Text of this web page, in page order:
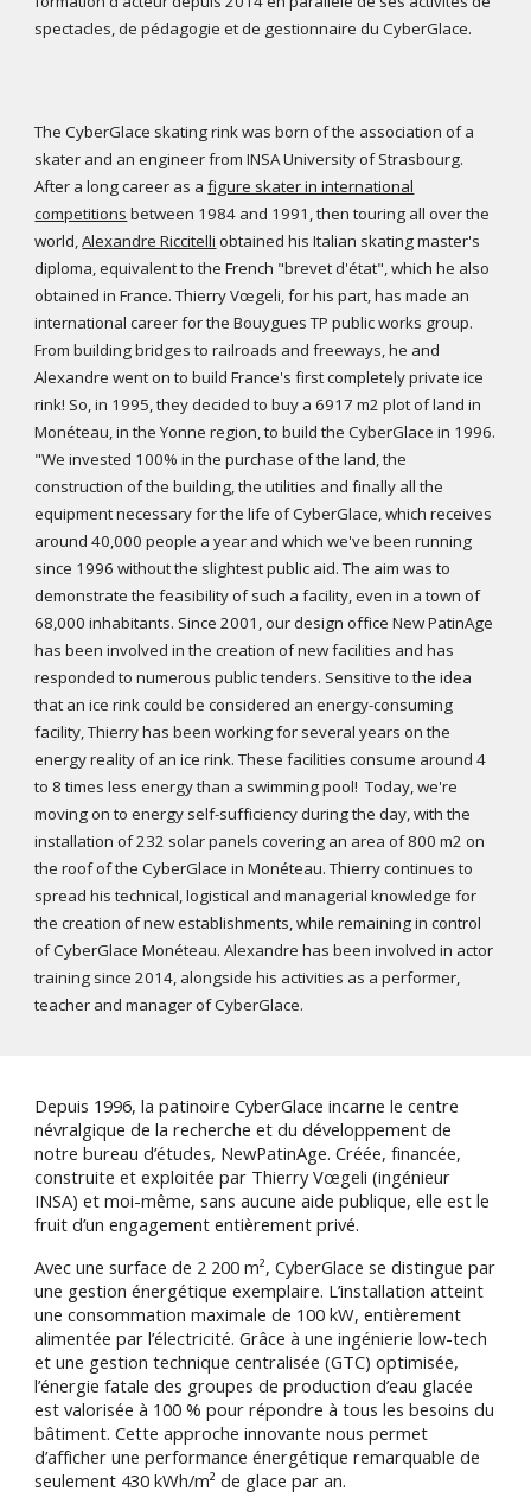
spectacles, de pédagogie et de gestionnaire du CyberGlace.
The CyberGlace skating rink was born of the association of a
skater and an engineer from INSA University of Strasbourg.
After a long career as afigure skater in international
competitions between 1984 and 1991, then touring all over the
world,Alexandre Riccitelli obtained his Italian skating master's
diploma, equivalent to the French "brevet d'état", which he also
obtained in France. Thierry Vœgeli, for his part, has made an
international career for the Bouygues TP public works group.
From building bridges to railroads and freeways, he and
Alexandre went on to build France's first completely private ice
rink! So, in 1995, they decided to buy a 6917 m2 plot of land in
Monéteau, in the Yonne region, to build the CyberGlace in 1996.
"We invested 100% in the purchase of the land, the
construction of the building, the utilities and finally all the
equipment necessary for the life of CyberGlace, which receives
around 40,000 people a year and which we've been running
since 1996 without the slightest public aid. The aim was to
demonstrate the feasibility of such a facility, even in a town of
68,000 inhabitants. Since 2001, our design office New PatinAge
has been involved in the creation of new facilities and has
responded to numerous public tenders. Sensitive to the idea
that an ice rink could be considered an energy-consuming
facility, Thierry has been working for several years on the
energy reality of an ice rink. These facilities consume around 4
to 8 times less energy than a swimming pool! Today, we're
moving on to energy self-sufficiency during the day, with the
installation of 232 solar panels covering an area of 800 m2 on
the roof of the CyberGlace in Monéteau. Thierry continues to
spread his technical, logistical and managerial knowledge for
the creation of new establishments, while remaining in control
of CyberGlace Monéteau. Alexandre has been involved in actor
training since 2014, alongside his activities as a performer,
teacher and manager of CyberGlace.
Depuis 1996, la patinoire CyberGlace incarne le centre
névralgique de la recherche et du développement de
notre bureau d’études, NewPatinAge. Créée, financée,
construite et exploitée par Thierry Vœgeli (ingénieur
INSA) et moi-même, sans aucune aide publique, elle est le
fruit d’un engagement entièrement privé.
Avec une surface de 2 200 m², CyberGlace se distingue par
une gestion énergétique exemplaire. L’installation atteint
une consommation maximale de 100 kW, entièrement
alimentée par l’électricité. Grâce à une ingénierie low-tech
et une gestion technique centralisée (GTC) optimisée,
l’énergie fatale des groupes de production d’eau glacée
est valorisée à 100 % pour répondre à tous les besoins du
bâtiment. Cette approche innovante nous permet
d’afficher une performance énergétique remarquable de
seulement 430 kWh/m² de glace par an.